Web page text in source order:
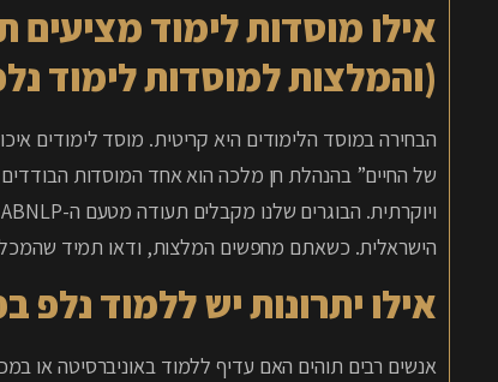
אילו מוסדות לימוד
(והמלצות למוסדות לימוד
הבחירה במוסד הלימודים היא קריטית. מוסד לימודים
הישראלית. כשאתם מחפשים המלצות, ודאו תמיד
אילו יתרונות יש ללמוד